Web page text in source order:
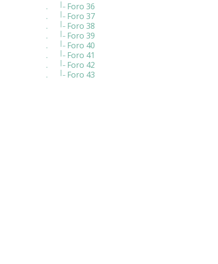
.
|_ Foro 36
.
|_ Foro 37
.
|_ Foro 38
.
|_ Foro 39
.
|_ Foro 40
.
|_ Foro 41
.
|_ Foro 42
.
|_ Foro 43